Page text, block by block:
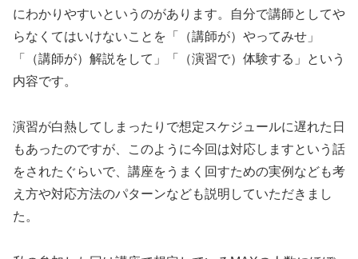
にわかりやすいというのがあります。自分で講師としてや
らなくてはいけないことを「（講師が）やってみせ」
「（講師が）解説をして」「（演習で）体験する」という
内容です。
演習が白熱してしまったりで想定スケジュールに遅れた日
もあったのですが、このように今回は対応しますという話
をされたぐらいで、講座をうまく回すための実例なども考
え方や対応方法のパターンなども説明していただきまし
た。